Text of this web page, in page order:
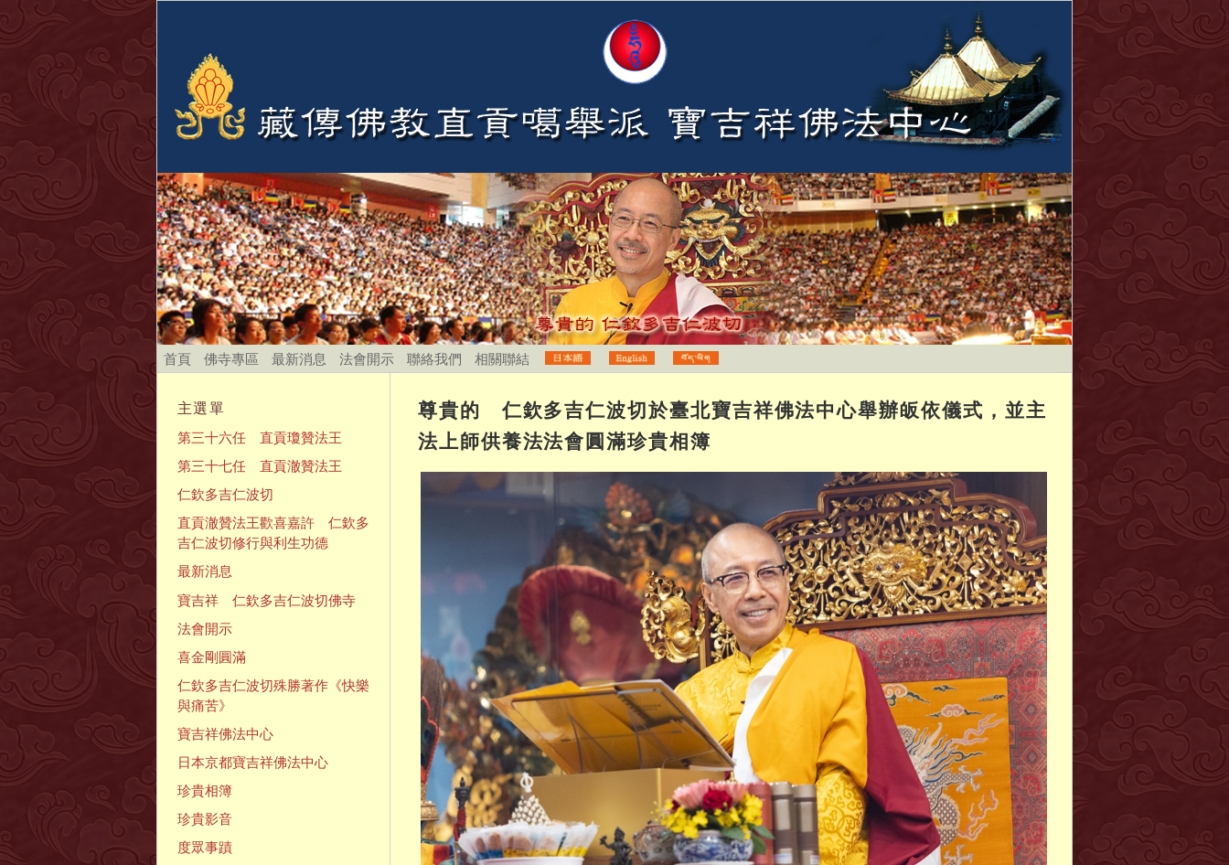
首頁 佛寺專區 最新消息 法會開示 聯絡我們 相關聯結
尊貴的 仁欽多吉仁波切於臺北寶吉祥佛法中心舉辦皈依儀式，並主
法上師供養法法會圓滿珍貴相簿
主選單
第三十六任 直貢瓊贊法王
第三十七任 直貢澈贊法王
仁欽多吉仁波切
直貢澈贊法王歡喜嘉許 仁欽多
吉仁波切修行與利生功德
最新消息
寶吉祥 仁欽多吉仁波切佛寺
法會開示
喜金剛圓滿
仁欽多吉仁波切殊勝著作《快樂
與痛苦》
寶吉祥佛法中心
日本京都寶吉祥佛法中心
珍貴相簿
珍貴影音
度眾事蹟